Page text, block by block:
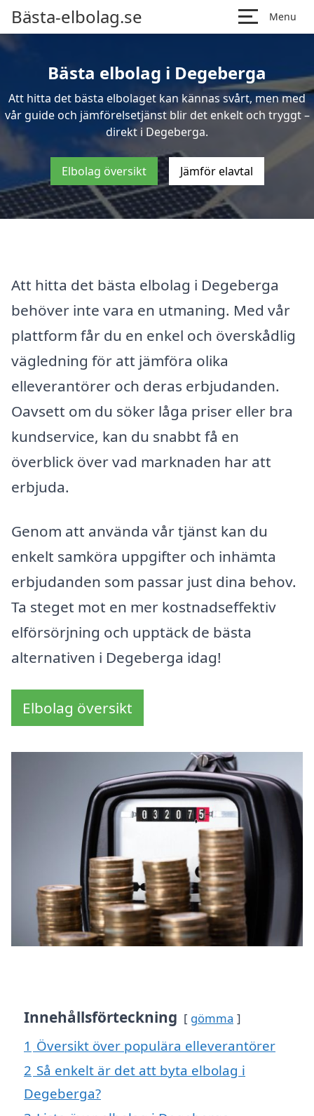
Bästa-elbolag.se Menu
Bästa elbolag i Degeberga
Att hitta det bästa elbolaget kan kännas svårt, men med
vår guide och jämförelsetjänst blir det enkelt och tryggt –
direkt i Degeberga.
Elbolag översikt Jämför elavtal
Att hitta det bästa elbolag i Degeberga
behöver inte vara en utmaning. Med vår
plattform får du en enkel och överskådlig
vägledning för att jämföra olika
elleverantörer och deras erbjudanden.
Oavsett om du söker låga priser eller bra
kundservice, kan du snabbt få en
överblick över vad marknaden har att
erbjuda.
Genom att använda vår tjänst kan du
enkelt samköra uppgifter och inhämta
erbjudanden som passar just dina behov.
Ta steget mot en mer kostnadseffektiv
elförsörjning och upptäck de bästa
alternativen i Degeberga idag!
Elbolag översikt
Innehållsförteckning gömma
1 Översikt över populära elleverantörer
2 Så enkelt är det att byta elbolag i
Degeberga?